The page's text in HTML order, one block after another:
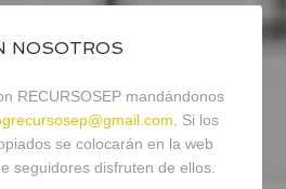
NOSOTROS
RECURSOSEP mandándonos
. Si los
se colocarán en la web
seguidores disfruten de ellos.